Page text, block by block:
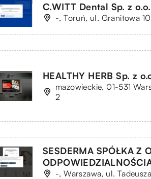
C.WITT Dental Sp. z o.o.
-, Toruń, ul. Granitowa 10
HEALTHY HERB Sp. z
mazowieckie, 01-531
2
SESDERMA SPÓŁKA Z
-, Warszawa, ul.